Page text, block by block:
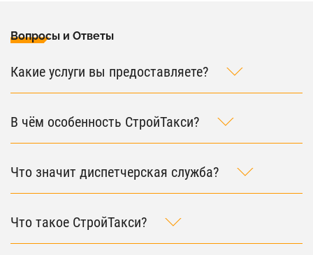
Вопросы и Ответы
Какие услуги вы предоставляете?
В чём особенность СтройТакси?
Что значит диспетчерская служба?
Что такое СтройТакси?